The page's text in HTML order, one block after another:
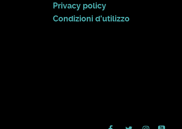
Privacy policy
Condizioni d'utilizzo